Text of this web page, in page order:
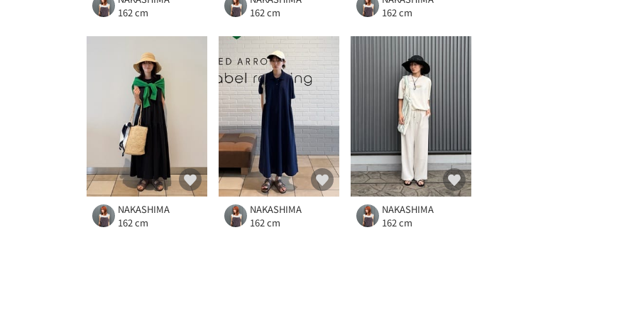
162 cm
162 cm
162 cm
NAKASHIMA
162 cm
NAKASHIMA
162 cm
NAKASHIMA
162 cm